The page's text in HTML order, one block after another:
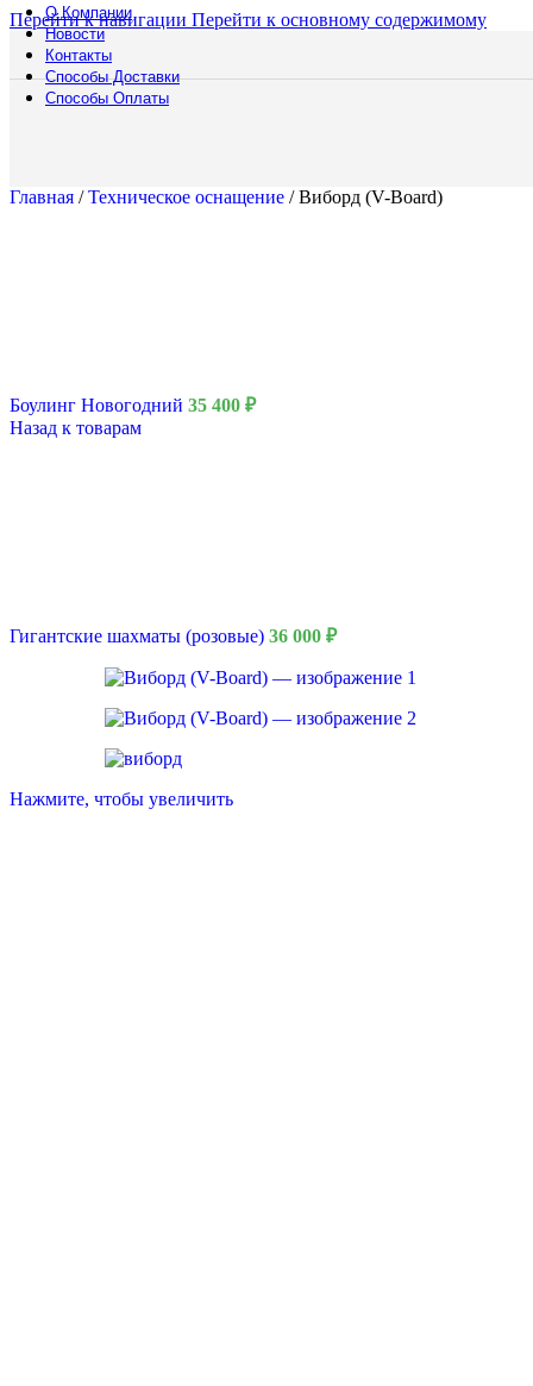
Перейти к навигации Перейти к основному содержимому
О Компании
Новости
Контакты
Способы Доставки
Способы Оплаты
Смотреть каталог
Техническое
Главная / Техническое оснащение / Виборд (V-Board)
Боулинг Новогодний 35 400 ₽
Назад к товарам
Гигантские шахматы (розовые) 36 000 ₽
Нажмите, чтобы увеличить